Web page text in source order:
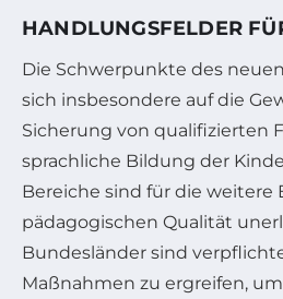
HANDLUNGSFELDER
Die Schwerpunkte des
sich insbesondere auf die
Sicherung von qualifizierten
sprachliche Bildung der
Bereiche sind für die
pädagogischen Qualität
Bundesländer sind
Maßnahmen zu ergreifen,